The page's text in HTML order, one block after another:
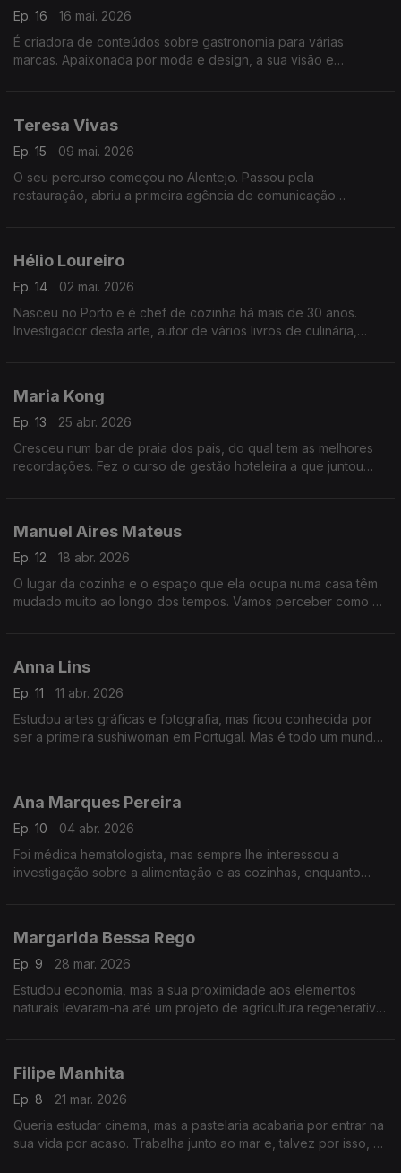
Ep. 16
16 mai. 2026
É criadora de conteúdos sobre gastronomia para várias
marcas. Apaixonada por moda e design, a sua visão e
Teresa Vivas
Ep. 15
09 mai. 2026
O seu percurso começou no Alentejo. Passou pela
restauração, abriu a primeira agência de comunicação
Hélio Loureiro
Ep. 14
02 mai. 2026
Nasceu no Porto e é chef de cozinha há mais de 30 anos.
Investigador desta arte, autor de vários livros de culinária,
Maria Kong
Ep. 13
25 abr. 2026
Cresceu num bar de praia dos pais, do qual tem as melhores
recordações. Fez o curso de gestão hoteleira a que juntou
Manuel Aires Mateus
Ep. 12
18 abr. 2026
O lugar da cozinha e o espaço que ela ocupa numa casa têm
mudado muito ao longo dos tempos. Vamos perceber como se
Anna Lins
Ep. 11
11 abr. 2026
Estudou artes gráficas e fotografia, mas ficou conhecida por
ser a primeira sushiwoman em Portugal. Mas é todo um mundo
Ana Marques Pereira
Ep. 10
04 abr. 2026
Foi médica hematologista, mas sempre lhe interessou a
investigação sobre a alimentação e as cozinhas, enquanto
Margarida Bessa Rego
Ep. 9
28 mar. 2026
Estudou economia, mas a sua proximidade aos elementos
naturais levaram-na até um projeto de agricultura regenerativa,
Filipe Manhita
Ep. 8
21 mar. 2026
Queria estudar cinema, mas a pastelaria acabaria por entrar na
sua vida por acaso. Trabalha junto ao mar e, talvez por isso, as